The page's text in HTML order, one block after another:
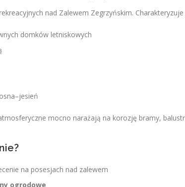
nad Zalewem Zegrzyńskim. Charakteryzuje
domków letniskowych
mocno narażają na korozję bramy,
na posesjach nad zalewem
ogrodowe